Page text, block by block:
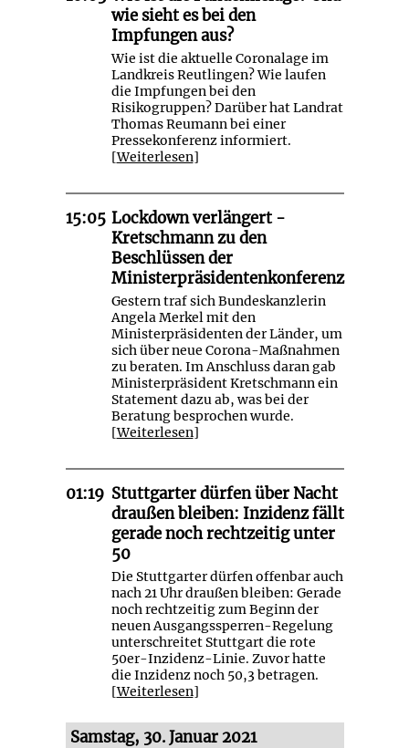
wie sieht es bei den
Impfungen aus?
Wie ist die aktuelle Coronalage im
Landkreis Reutlingen? Wie laufen
die Impfungen bei den
Risikogruppen? Darüber hat Landrat
Thomas Reumann bei einer
Pressekonferenz informiert.
[Weiterlesen]
15:05 Lockdown verlängert -
Kretschmann zu den
Beschlüssen der
Ministerpräsidentenkonferenz
Gestern traf sich Bundeskanzlerin
Angela Merkel mit den
Ministerpräsidenten der Länder, um
sich über neue Corona-Maßnahmen
zu beraten. Im Anschluss daran gab
Ministerpräsident Kretschmann ein
Statement dazu ab, was bei der
Beratung besprochen wurde.
[Weiterlesen]
01:19 Stuttgarter dürfen über Nacht
draußen bleiben: Inzidenz fällt
gerade noch rechtzeitig unter
50
Die Stuttgarter dürfen offenbar auch
nach 21 Uhr draußen bleiben: Gerade
noch rechtzeitig zum Beginn der
neuen Ausgangssperren-Regelung
unterschreitet Stuttgart die rote
50er-Inzidenz-Linie. Zuvor hatte
die Inzidenz noch 50,3 betragen.
[Weiterlesen]
Samstag, 30. Januar 2021